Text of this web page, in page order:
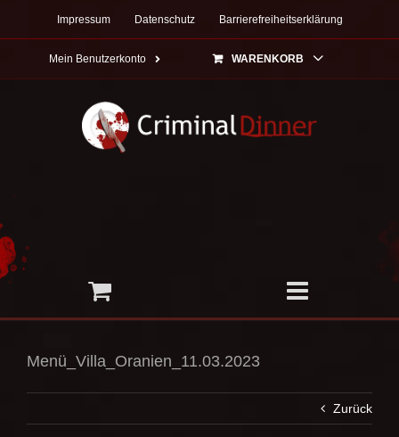
Impressum Datenschutz Barrierefreiheitserklärung
Mein Benutzerkonto WARENKORB
Menü_Villa_Oranien_11.03.2023
Zurück